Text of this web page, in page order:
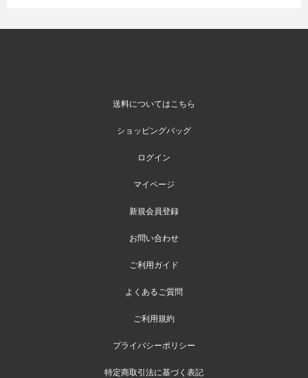
送料についてはこちら
ショッピングバッグ
ログイン
マイページ
新規会員登録
お問い合わせ
ご利用ガイド
よくあるご質問
ご利用規約
プライバシーポリシー
特定商取引法に基づく表記